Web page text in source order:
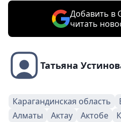
Добавить в
читать
Татьяна
Карагандинская область
Алматы
Актау Актобе